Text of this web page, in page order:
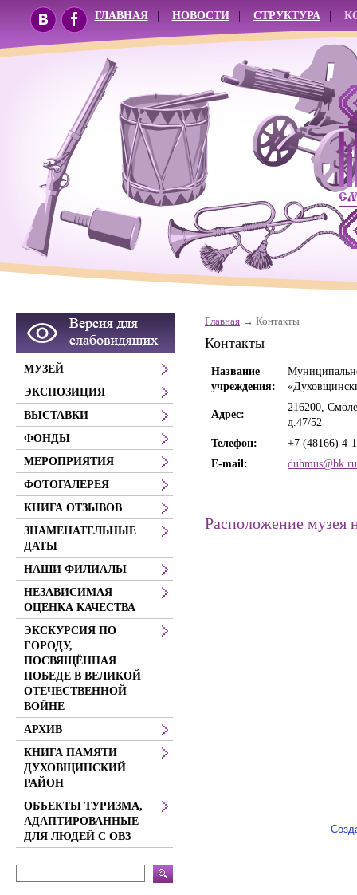
ГЛАВНАЯ НОВОСТИ СТРУКТУРА
Главная Контакты
Контакты
Название
учреждения:
Адрес:
216200,
д.47/52
Телефон:
+7 (48166) 4-
E-mail:
duhmus@bk.ru
Расположение музея
МУЗЕЙ
ЭКСПОЗИЦИЯ
ВЫСТАВКИ
ФОНДЫ
МЕРОПРИЯТИЯ
ФОТОГАЛЕРЕЯ
КНИГА ОТЗЫВОВ
ЗНАМЕНАТЕЛЬНЫЕ
ДАТЫ
НАШИ ФИЛИАЛЫ
НЕЗАВИСИМАЯ
ОЦЕНКА КАЧЕСТВА
ЭКСКУРСИЯ ПО
ГОРОДУ,
ПОСВЯЩЁННАЯ
ПОБЕДЕ В ВЕЛИКОЙ
ОТЕЧЕСТВЕННОЙ
ВОЙНЕ
АРХИВ
КНИГА ПАМЯТИ
ДУХОВЩИНСКИЙ
РАЙОН
ОБЪЕКТЫ ТУРИЗМА,
АДАПТИРОВАННЫЕ
ДЛЯ ЛЮДЕЙ С ОВЗ